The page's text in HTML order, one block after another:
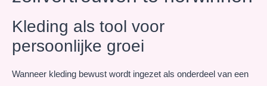
Kleding als tool voor
persoonlijke groei
Wanneer kleding bewust wordt ingezet als onderdeel van een